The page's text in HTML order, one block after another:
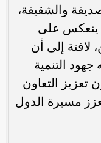
والشقيقة،
ينعكس على
لافتة إلى أن
التنمية
تعزيز التعاون
مسيرة الدول